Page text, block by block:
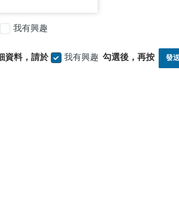
我有興趣
資料，請於 我有興趣 勾選後，再按 發